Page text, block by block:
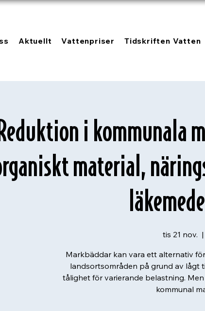
Aktuellt Vattenpriser Tidskriften Vatten
i kommunala
material,
tis 21 nov.
  |
Markbäddar kan vara ett alternativ
landsortsområden på grund av lågt
tålighet för varierande belastning.
kommunal